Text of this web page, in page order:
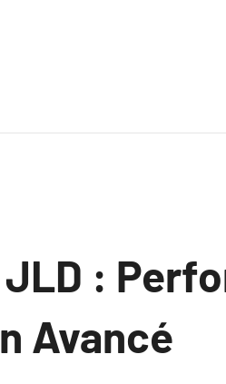
:
Avancé